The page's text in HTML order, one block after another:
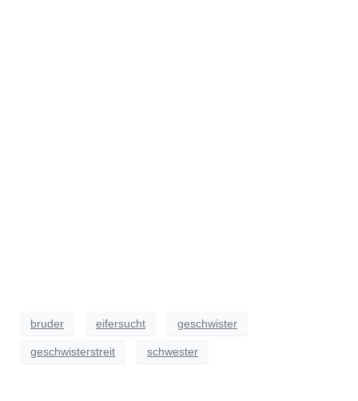
bruder eifersucht geschwister
geschwisterstreit schwester